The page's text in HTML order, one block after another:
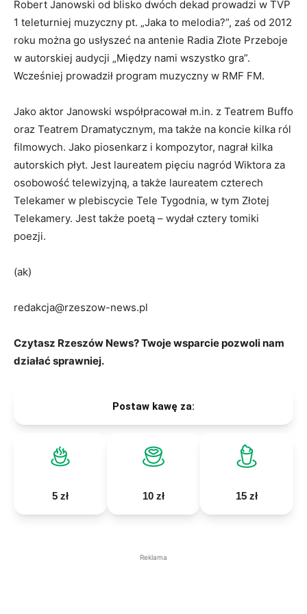
Robert Janowski od blisko dwóch dekad prowadzi w TVP
1 teleturniej muzyczny pt. „Jaka to melodia?”, zaś od 2012
roku można go usłyszeć na antenie Radia Złote Przeboje
w autorskiej audycji „Między nami wszystko gra”.
Wcześniej prowadził program muzyczny w RMF FM.
Jako aktor Janowski współpracował m.in. z Teatrem Buffo
oraz Teatrem Dramatycznym, ma także na koncie kilka ról
filmowych. Jako piosenkarz i kompozytor, nagrał kilka
autorskich płyt. Jest laureatem pięciu nagród Wiktora za
osobowość telewizyjną, a także laureatem czterech
Telekamer w plebiscycie Tele Tygodnia, w tym Złotej
Telekamery. Jest także poetą – wydał cztery tomiki
poezji.
(ak)
redakcja@rzeszow-news.pl
Czytasz Rzeszów News? Twoje wsparcie pozwoli nam
działać sprawniej.
Postaw kawę za:
5 zł 10 zł 15 zł
Reklama